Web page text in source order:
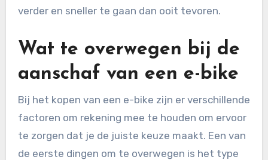
verder en sneller te gaan dan ooit tevoren.
Wat te overwegen bij de
aanschaf van een e-bike
Bij het kopen van een e-bike zijn er verschillende
factoren om rekening mee te houden om ervoor
te zorgen dat je de juiste keuze maakt. Een van
de eerste dingen om te overwegen is het type